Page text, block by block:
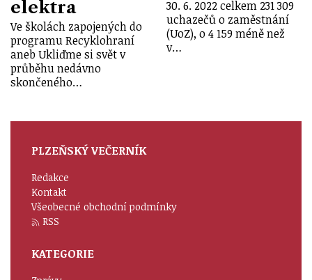
elektra
Ve školách zapojených do
programu Recyklohraní
aneb Ukliďme si svět v
průběhu nedávno
skončeného…
30. 6. 2022 celkem 231 309
uchazečů o zaměstnání
(UoZ), o 4 159 méně než
v…
PLZEŇSKÝ VEČERNÍK
Redakce
Kontakt
Všeobecné obchodní podmínky
RSS
KATEGORIE